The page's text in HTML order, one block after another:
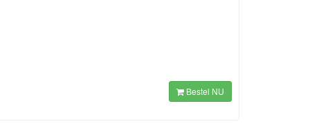
Bestel NU